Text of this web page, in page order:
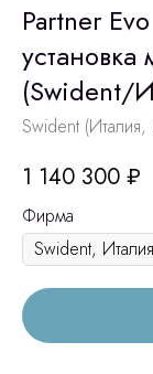
Partner
установка
(Swident/
Swident
1 140 300 ₽
Фирма